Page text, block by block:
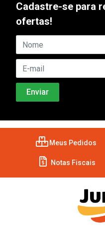
Cadastre-se para
ofertas!
Meus Pedidos
Notas Fiscais